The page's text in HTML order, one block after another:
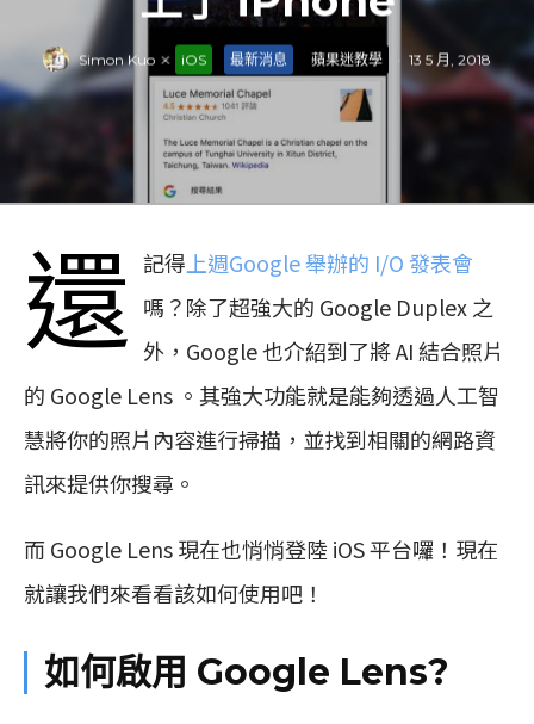
Simon Kuo · iOS 最新消息 蘋果迷教學 · 13 5 月, 2018
還 記得 上週Google舉辦的 I/O 發表會
嗎？除了超強大的 Google Duplex 之
外，Google 也介紹到了將 AI 結合照片
的 Google Lens 。其強大功能就是能夠透過人工智
慧將你的照片內容進行掃描，並找到相關的網路資
訊來提供你搜尋。
而 Google Lens 現在也悄悄登陸 iOS 平台囉！現在
就讓我們來看看該如何使用吧！
如何啟用 Google Lens?